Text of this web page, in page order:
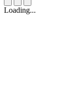
Loading...